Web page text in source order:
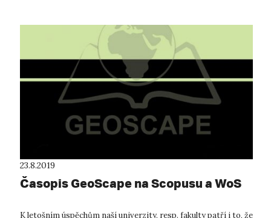
23.8.2019
Časopis GeoScape na Scopusu a WoS
K letošním úspěchům naší univerzity, resp. fakulty patří i to, že